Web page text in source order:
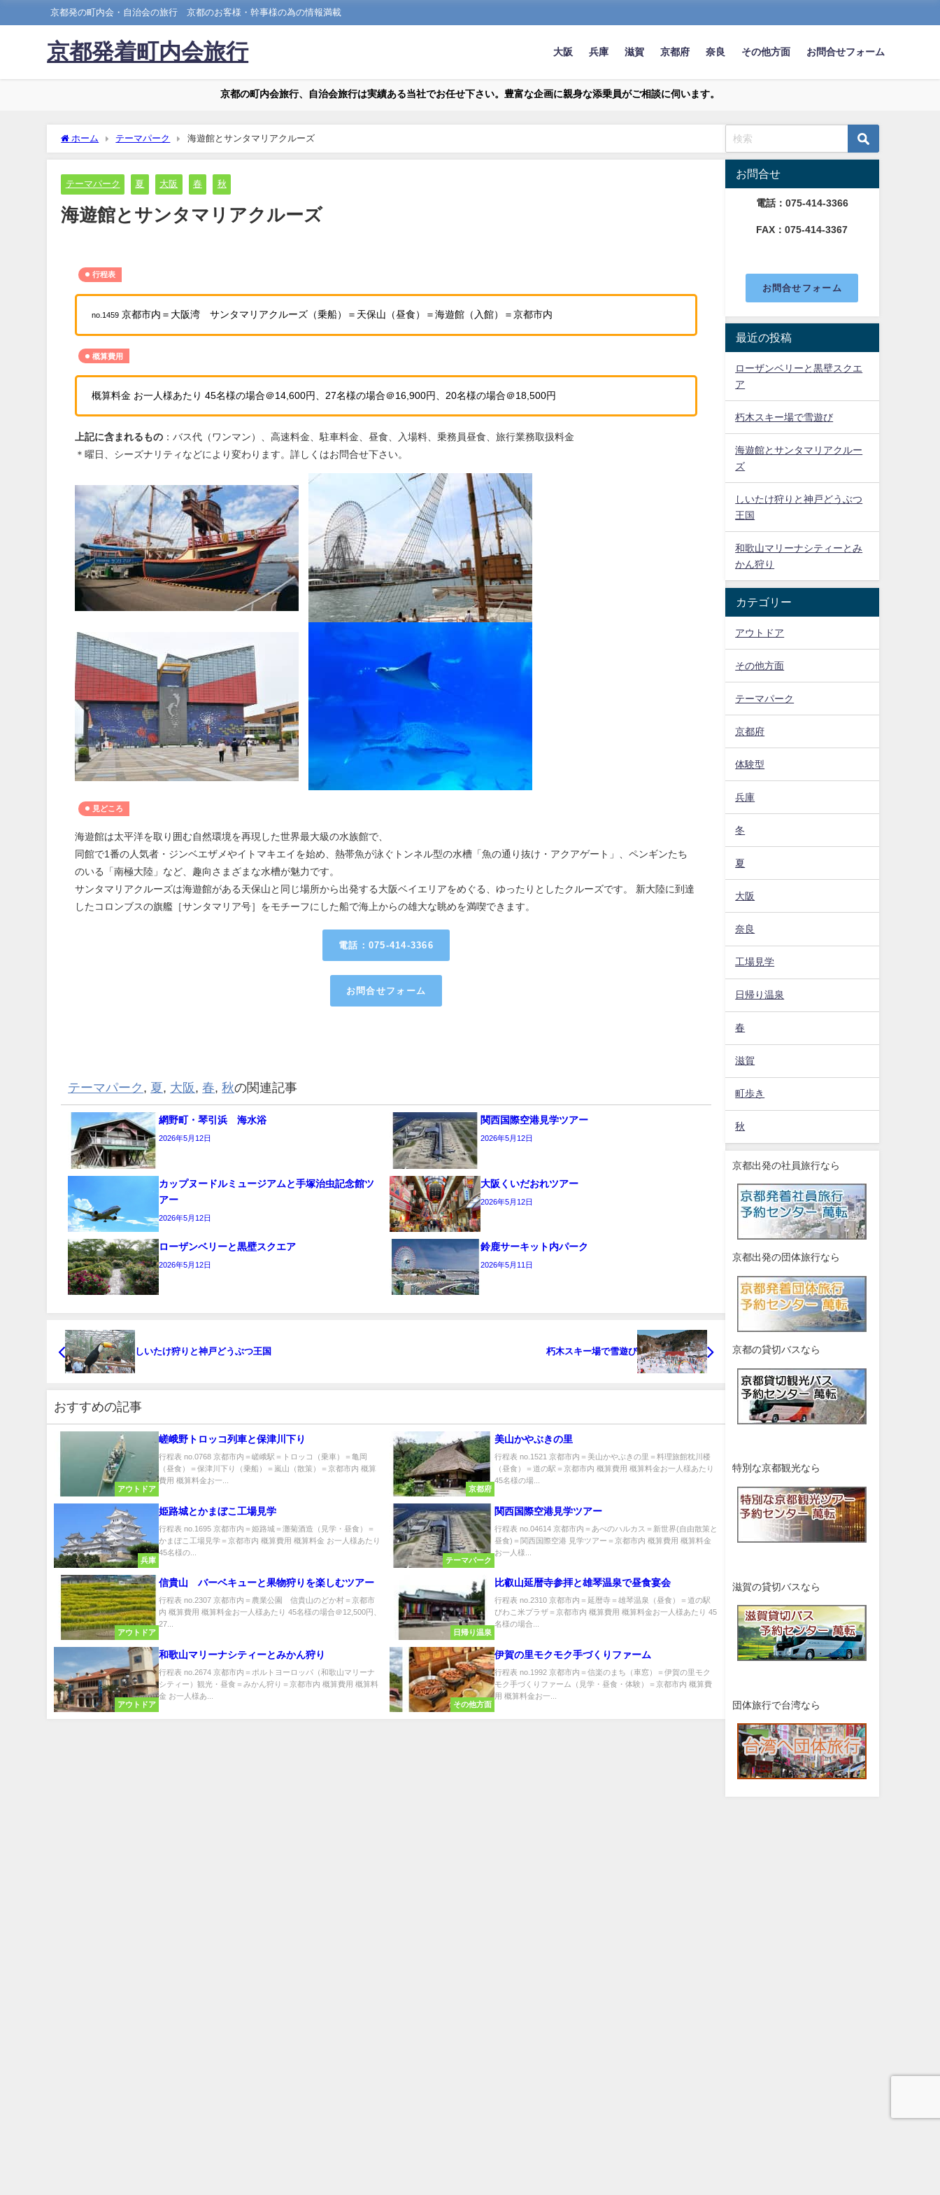
京都発の町内会・自治会の旅行 京都のお客様・幹事様の為の情報満載
京都発着町内会旅行 大阪 兵庫 滋賀 京都府 奈良 その他方面 お問合せフォーム
京都の町内会旅行、自治会旅行は実績ある当社でお任せ下さい。豊富な企画に親身な添乗員がご相談に伺います。
ホーム テーマパーク 海遊館とサンタマリアクルーズ
テーマパーク 夏 大阪 春 秋
海遊館とサンタマリアクルーズ
行程表
no.1459 京都市内＝大阪湾 サンタマリアクルーズ（乗船）＝天保山（昼食）＝海遊館（入館）＝京都市内
概算費用
概算料金 お一人様あたり 45名様の場合＠14,600円、27名様の場合＠16,900円、20名様の場合＠18,500円
上記に含まれるもの ：バス代（ワンマン）、高速料金、駐車料金、昼食、入場料、乗務員昼食、旅行業務取扱料金
＊曜日、シーズナリティなどにより変わります。詳しくはお問合せ下さい。
見どころ
海遊館は太平洋を取り囲む自然環境を再現した世界最大級の水族館で、
同館で1番の人気者・ジンベエザメやイトマキエイを始め、熱帯魚が泳ぐトンネル型の水槽「魚の通り抜け・アクアゲート」、ペンギンたち
のいる「南極大陸」など、趣向さまざまな水槽が魅力です。
サンタマリアクルーズは海遊館がある天保山と同じ場所から出発する大阪ベイエリアをめぐる、ゆったりとしたクルーズです。 新大陸に到達
したコロンブスの旗艦［サンタマリア号］をモチーフにした船で海上からの雄大な眺めを満喫できます。
電話：075-414-3366
お問合せフォーム
テーマパーク , 夏 , 大阪,春,秋の関連記事
網野町・琴引浜 海水浴
2026年5月12日
関西国際空港見学ツアー
2026年5月12日
カップヌードルミュージアムと手塚治虫記念館ツ
アー
2026年5月12日
大阪くいだおれツアー
2026年5月12日
ローザンベリーと黒壁スクエア
2026年5月12日
鈴鹿サーキット内パーク
2026年5月11日
しいたけ狩りと神戸どうぶつ王国 朽木スキー場で雪遊び
おすすめの記事
アウトドア
嵯峨野トロッコ列車と保津川下り
行程表 no.0768 京都市内＝嵯峨駅＝トロッコ（乗車）＝亀岡
（昼食）＝保津川下り（乗船）＝嵐山（散策）＝京都市内 概算
費用 概算料金お一...
京都府
美山かやぶきの里
行程表 no.1521 京都市内＝美山かやぶきの里＝料理旅館枕川楼
（昼食）＝道の駅＝京都市内 概算費用 概算料金お一人様あたり
45名様の場...
兵庫
姫路城とかまぼこ工場見学
行程表 no.1695 京都市内＝姫路城＝灘菊酒造（見学・昼食）＝
かまぼこ工場見学＝京都市内 概算費用 概算料金 お一人様あたり
45名様の...
テーマパーク
関西国際空港見学ツアー
行程表 no.04614 京都市内＝あべのハルカス＝新世界(自由散策と
昼食)＝関西国際空港 見学ツアー＝京都市内 概算費用 概算料金
お一人様...
アウトドア
信貴山 バーベキューと果物狩りを楽しむツアー
行程表 no.2307 京都市内＝農業公園 信貴山のどか村＝京都市
内 概算費用 概算料金お一人様あたり 45名様の場合＠12,500円、
27...
日帰り温泉
比叡山延暦寺参拝と雄琴温泉で昼食宴会
行程表 no.2310 京都市内＝延暦寺＝雄琴温泉（昼食）＝道の駅
びわこ米プラザ＝京都市内 概算費用 概算料金お一人様あたり 45
名様の場合...
アウトドア
和歌山マリーナシティーとみかん狩り
行程表 no.2674 京都市内＝ポルトヨーロッパ（和歌山マリーナ
シティー）観光・昼食＝みかん狩り＝京都市内 概算費用 概算料
金 お一人様あ...
その他方面
伊賀の里モクモク手づくりファーム
行程表 no.1992 京都市内＝信楽のまち（車窓）＝伊賀の里モク
モク手づくりファーム（見学・昼食・体験）＝京都市内 概算費
用 概算料金お一...
お問合せ
電話：075-414-3366
FAX：075-414-3367
お問合せフォーム
最近の投稿
ローザンベリーと黒壁スクエ
ア
朽木スキー場で雪遊び
海遊館とサンタマリアクルー
ズ
しいたけ狩りと神戸どうぶつ
王国
和歌山マリーナシティーとみ
かん狩り
カテゴリー
アウトドア
その他方面
テーマパーク
京都府
体験型
兵庫
冬
夏
大阪
奈良
工場見学
日帰り温泉
春
滋賀
町歩き
秋
京都出発の社員旅行なら
京都出発の団体旅行なら
京都の貸切バスなら
特別な京都観光なら
滋賀の貸切バスなら
団体旅行で台湾なら